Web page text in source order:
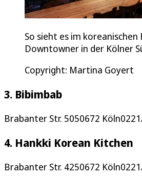
So sieht es im
Downtowner in der Kölner
Copyright: Martina Goyert
3. Bibimbab
Brabanter Str. 5050672
4. Hankki Korean Kitchen
Brabanter Str. 4250672